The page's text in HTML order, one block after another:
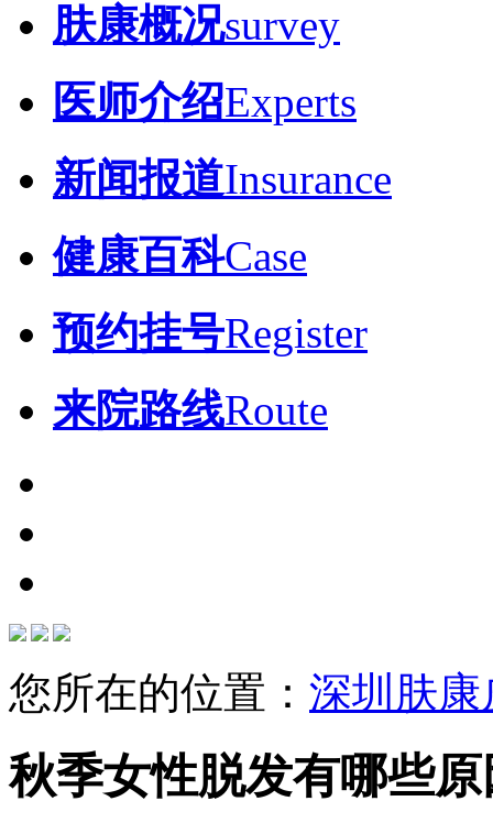
肤康概况survey
医师介绍Experts
新闻报道Insurance
健康百科Case
预约挂号Register
来院路线Route
您所在的位置： 深圳肤
秋季女性脱发有哪些原